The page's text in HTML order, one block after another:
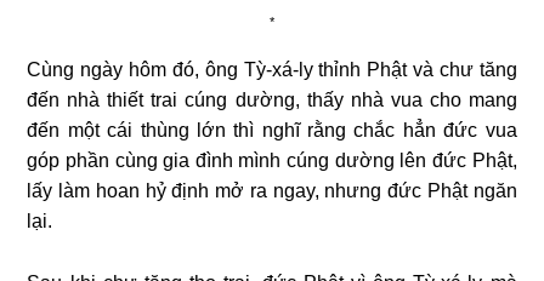
*
Cùng ngày hôm đó, ông Tỳ-xá-ly thỉnh Phật và chư tăng
đến nhà thiết trai cúng dường, thấy nhà vua cho mang
đến một cái thùng lớn thì nghĩ rằng chắc hẳn đức vua
góp phần cùng gia đình mình cúng dường lên đức Phật,
lấy làm hoan hỷ định mở ra ngay, nhưng đức Phật ngăn
lại.